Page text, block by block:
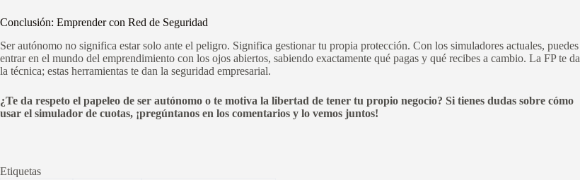
Conclusión: Emprender con Red de Seguridad
Ser autónomo no significa estar solo ante el peligro. Significa gestionar tu propia protección. Con los simuladores actuales, puedes
entrar en el mundo del emprendimiento con los ojos abiertos, sabiendo exactamente qué pagas y qué recibes a cambio. La FP te da
la técnica; estas herramientas te dan la seguridad empresarial.
¿Te da respeto el papeleo de ser autónomo o te motiva la libertad de tener tu propio negocio? Si tienes dudas sobre cómo
usar el simulador de cuotas, ¡pregúntanos en los comentarios y lo vemos juntos!
Etiquetas